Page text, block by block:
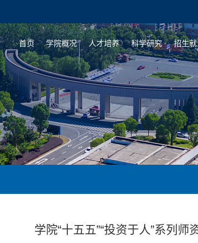
首页 学院概况 人才培养 科学研究 招生
学院“十五五”“投资于人”系列师